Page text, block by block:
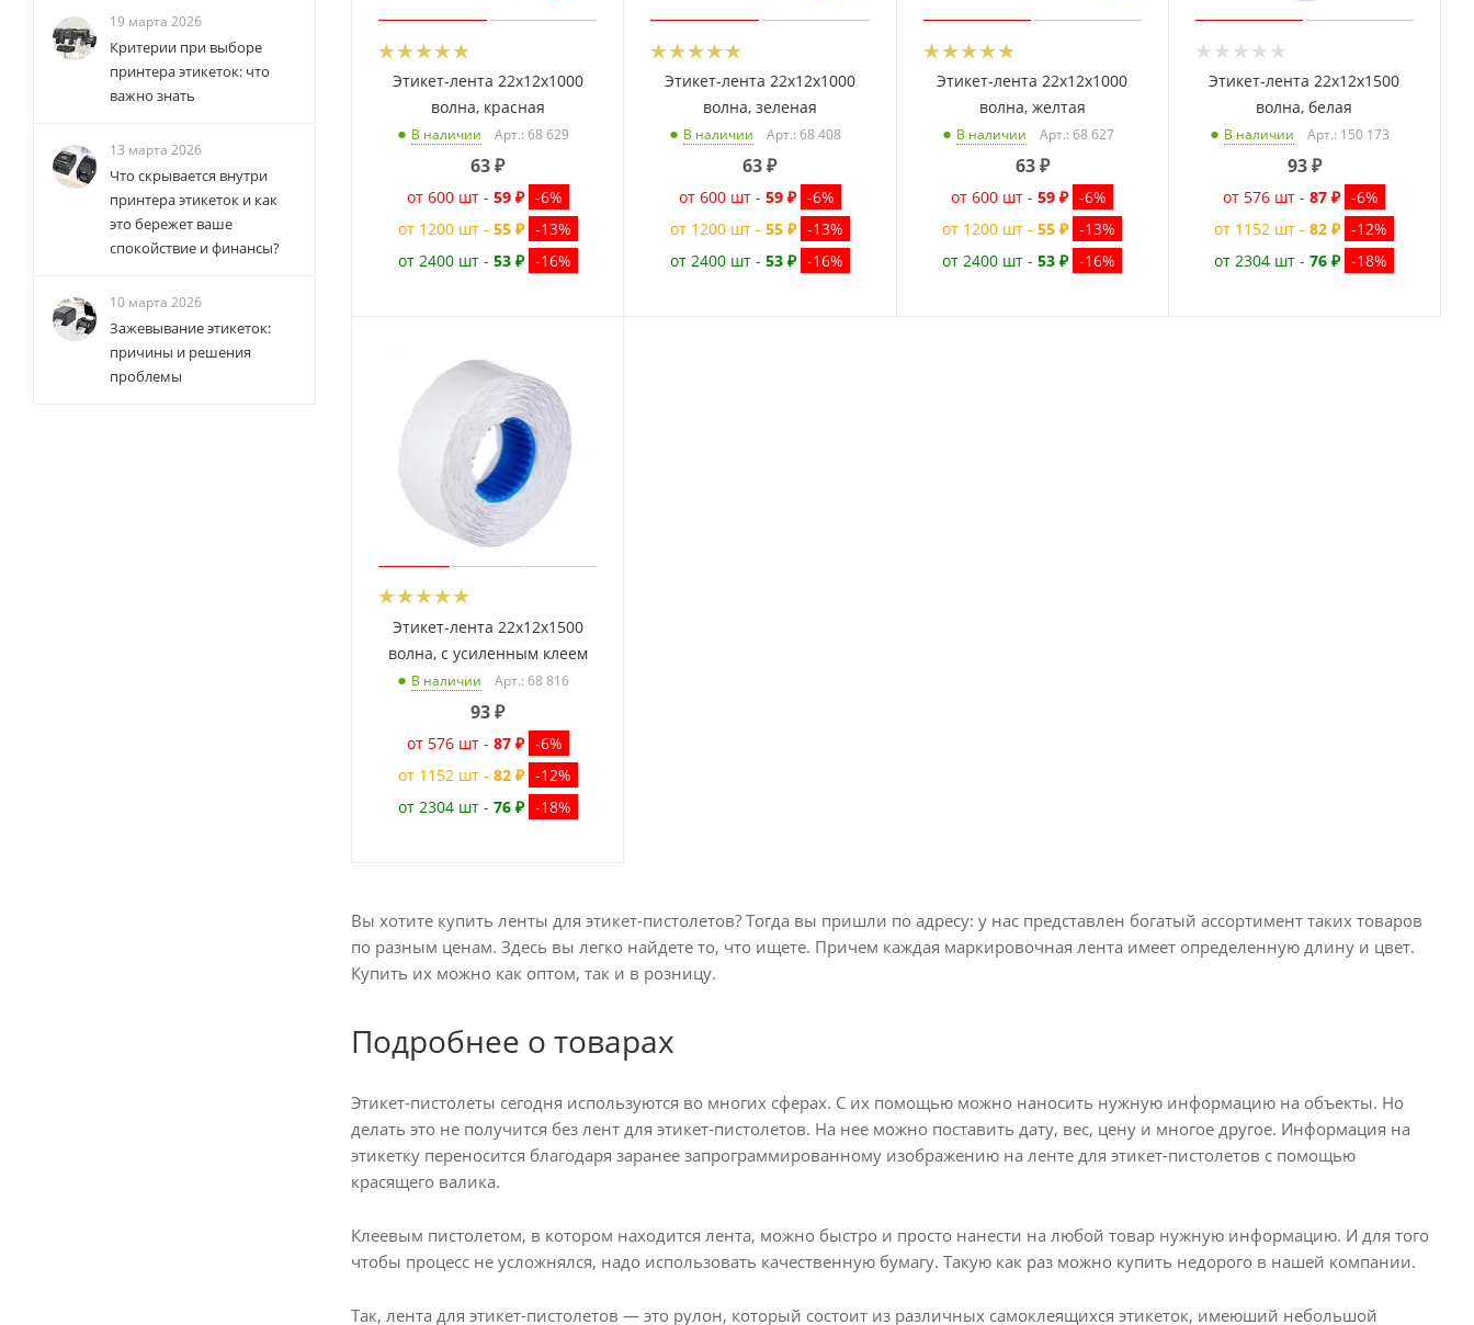
Этикет-лента 22x12x1000
волна, красная
В наличии Арт.: 68 629
63₽
от 600 шт - 59 ₽ -6%
от 1200 шт - 55 ₽ -13%
от 2400 шт - 53 ₽ -16%
Этикет-лента 22x12x1000
волна, зеленая
В наличии Арт.: 68 408
63₽
от 600 шт - 59 ₽ -6%
от 1200 шт - 55 ₽ -13%
от 2400 шт - 53 ₽ -16%
Этикет-лента 22x12x1000
волна, желтая
В наличии Арт.: 68 627
63₽
от 600 шт -59 ₽ -6%
от 1200 шт -55 ₽ -13%
от 2400 шт -53 ₽ -16%
Этикет-лента 22x12x1500
волна, белая
В наличии Арт.: 150 173
93₽
от 576 шт -87 ₽ -6%
от 1152 шт -82 ₽ -12%
от 2304 шт -76 ₽ -18%
Этикет-лента 22x12x1500
волна, с усиленным клеем
В наличии Арт.: 68 816
93₽
от 576 шт - 87 ₽ -6%
от 1152 шт - 82 ₽ -12%
от 2304 шт - 76 ₽ -18%
Вы хотите купить ленты для этикет-пистолетов? Тогда вы пришли по адресу: у нас представлен богатый ассортимент таких товаров
по разным ценам. Здесь вы легко найдете то, что ищете. Причем каждая маркировочная лента имеет определенную длину и цвет.
Купить их можно как оптом, так и в розницу.
Подробнее о товарах
Этикет-пистолеты сегодня используются во многих сферах. С их помощью можно наносить нужную информацию на объекты. Но
делать это не получится без лент для этикет-пистолетов. На нее можно поставить дату, вес, цену и многое другое. Информация на
этикетку переносится благодаря заранее запрограммированному изображению на ленте для этикет-пистолетов с помощью
красящего валика.
Клеевым пистолетом, в котором находится лента, можно быстро и просто нанести на любой товар нужную информацию. И для того
чтобы процесс не усложнялся, надо использовать качественную бумагу. Такую как раз можно купить недорого в нашей компании.
Так, лента для этикет-пистолетов — это рулон, который состоит из различных самоклеящихся этикеток, имеюший небольшой
19 марта 2026
Критерии при выборе
принтера этикеток: что
важно знать
13 марта 2026
Что скрывается внутри
принтера этикеток и как
это бережет ваше
спокойствие и финансы?
10 марта 2026
Зажевывание этикеток:
причины и решения
проблемы